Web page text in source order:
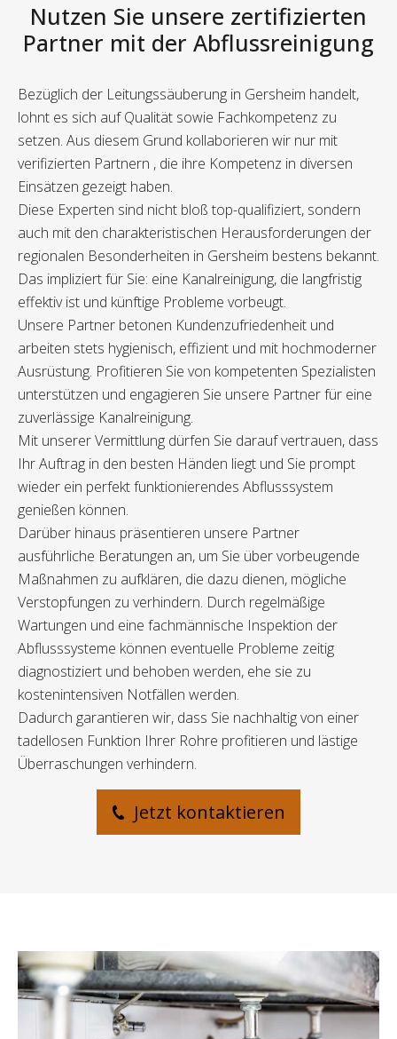
Nutzen Sie unsere zertifizierten
Partner mit der Abflussreinigung
Bezüglich der Leitungssäuberung in Gersheim handelt,
lohnt es sich auf Qualität sowie Fachkompetenz zu
setzen. Aus diesem Grund kollaborieren wir nur mit
verifizierten Partnern , die ihre Kompetenz in diversen
Einsätzen gezeigt haben.
Diese Experten sind nicht bloß top-qualifiziert, sondern
auch mit den charakteristischen Herausforderungen der
regionalen Besonderheiten in Gersheim bestens bekannt.
Das impliziert für Sie: eine Kanalreinigung, die langfristig
effektiv ist und künftige Probleme vorbeugt.
Unsere Partner betonen Kundenzufriedenheit und
arbeiten stets hygienisch, effizient und mit hochmoderner
Ausrüstung. Profitieren Sie von kompetenten Spezialisten
unterstützen und engagieren Sie unsere Partner für eine
zuverlässige Kanalreinigung.
Mit unserer Vermittlung dürfen Sie darauf vertrauen, dass
Ihr Auftrag in den besten Händen liegt und Sie prompt
wieder ein perfekt funktionierendes Abflusssystem
genießen können.
Darüber hinaus präsentieren unsere Partner
ausführliche Beratungen an, um Sie über vorbeugende
Maßnahmen zu aufklären, die dazu dienen, mögliche
Verstopfungen zu verhindern. Durch regelmäßige
Wartungen und eine fachmännische Inspektion der
Abflusssysteme können eventuelle Probleme zeitig
diagnostiziert und behoben werden, ehe sie zu
kostenintensiven Notfällen werden.
Dadurch garantieren wir, dass Sie nachhaltig von einer
tadellosen Funktion Ihrer Rohre profitieren und lästige
Überraschungen verhindern.
Jetzt kontaktieren